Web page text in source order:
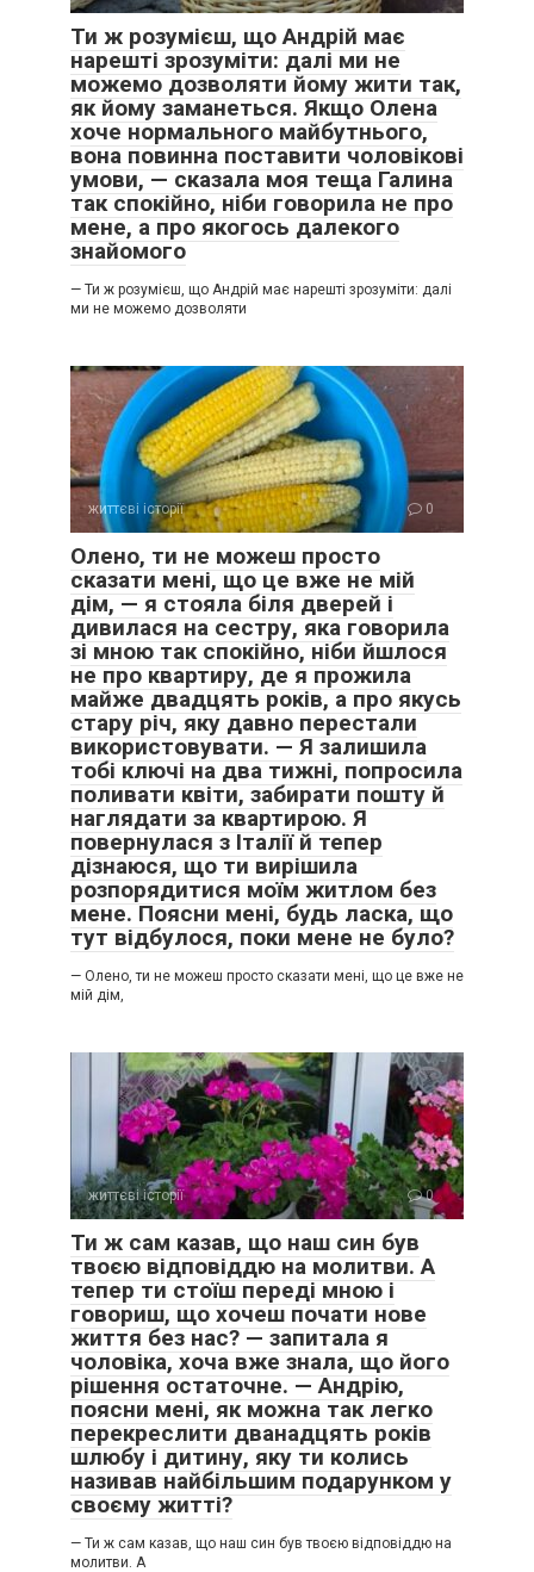
Ти ж розумієш, що Андрій має
нарешті зрозуміти: далі ми не
можемо дозволяти йому жити так,
як йому заманеться. Якщо Олена
хоче нормального майбутнього,
вона повинна поставити чоловікові
умови, — сказала моя теща Галина
так спокійно, ніби говорила не про
мене, а про якогось далекого
знайомого
— Ти ж розумієш, що Андрій має нарешті зрозуміти: далі
ми не можемо дозволяти
життєві історії 0
Олено, ти не можеш просто
сказати мені, що це вже не мій
дім, — я стояла біля дверей і
дивилася на сестру, яка говорила
зі мною так спокійно, ніби йшлося
не про квартиру, де я прожила
майже двадцять років, а про якусь
стару річ, яку давно перестали
використовувати. — Я залишила
тобі ключі на два тижні, попросила
поливати квіти, забирати пошту й
наглядати за квартирою. Я
повернулася з Італії й тепер
дізнаюся, що ти вирішила
розпорядитися моїм житлом без
мене. Поясни мені, будь ласка, що
тут відбулося, поки мене не було?
— Олено, ти не можеш просто сказати мені, що це вже не
мій дім,
життєві історії 0
Ти ж сам казав, що наш син був
твоєю відповіддю на молитви. А
тепер ти стоїш переді мною і
говориш, що хочеш почати нове
життя без нас? — запитала я
чоловіка, хоча вже знала, що його
рішення остаточне. — Андрію,
поясни мені, як можна так легко
перекреслити дванадцять років
шлюбу і дитину, яку ти колись
називав найбільшим подарунком у
своєму житті?
— Ти ж сам казав, що наш син був твоєю відповіддю на
молитви. А